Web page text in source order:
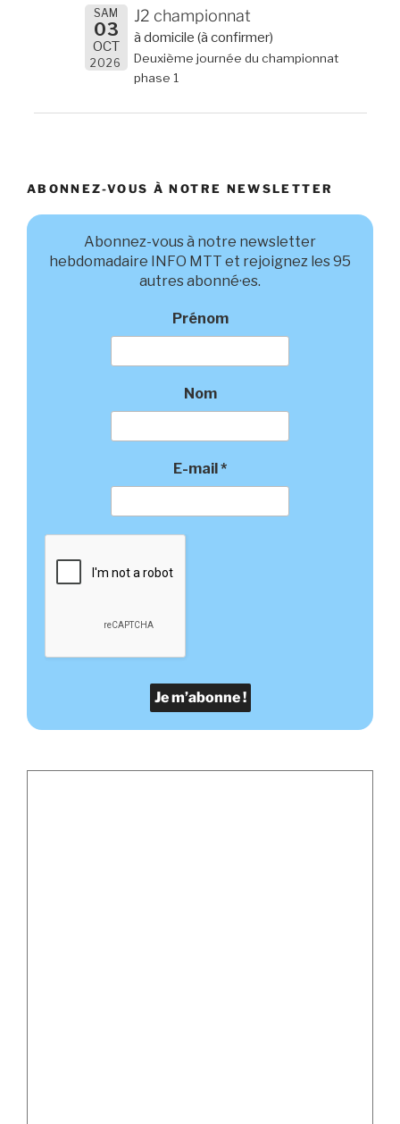
SAM
03
OCT
2026
J2 championnat
à domicile (à confirmer)
Deuxième journée du championnat
phase 1
ABONNEZ-VOUS À NOTRE NEWSLETTER
Abonnez-vous à notre newsletter
hebdomadaire INFO MTT et rejoignez les 95
autres abonné·es.
Prénom
Nom
E-mail*